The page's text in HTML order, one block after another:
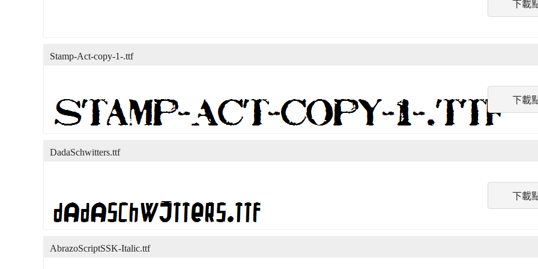
下載
下載
Stamp-Act-copy-1-.ttf
下載
DadaSchwitters.ttf
AbrazoScriptSSK-Italic.ttf